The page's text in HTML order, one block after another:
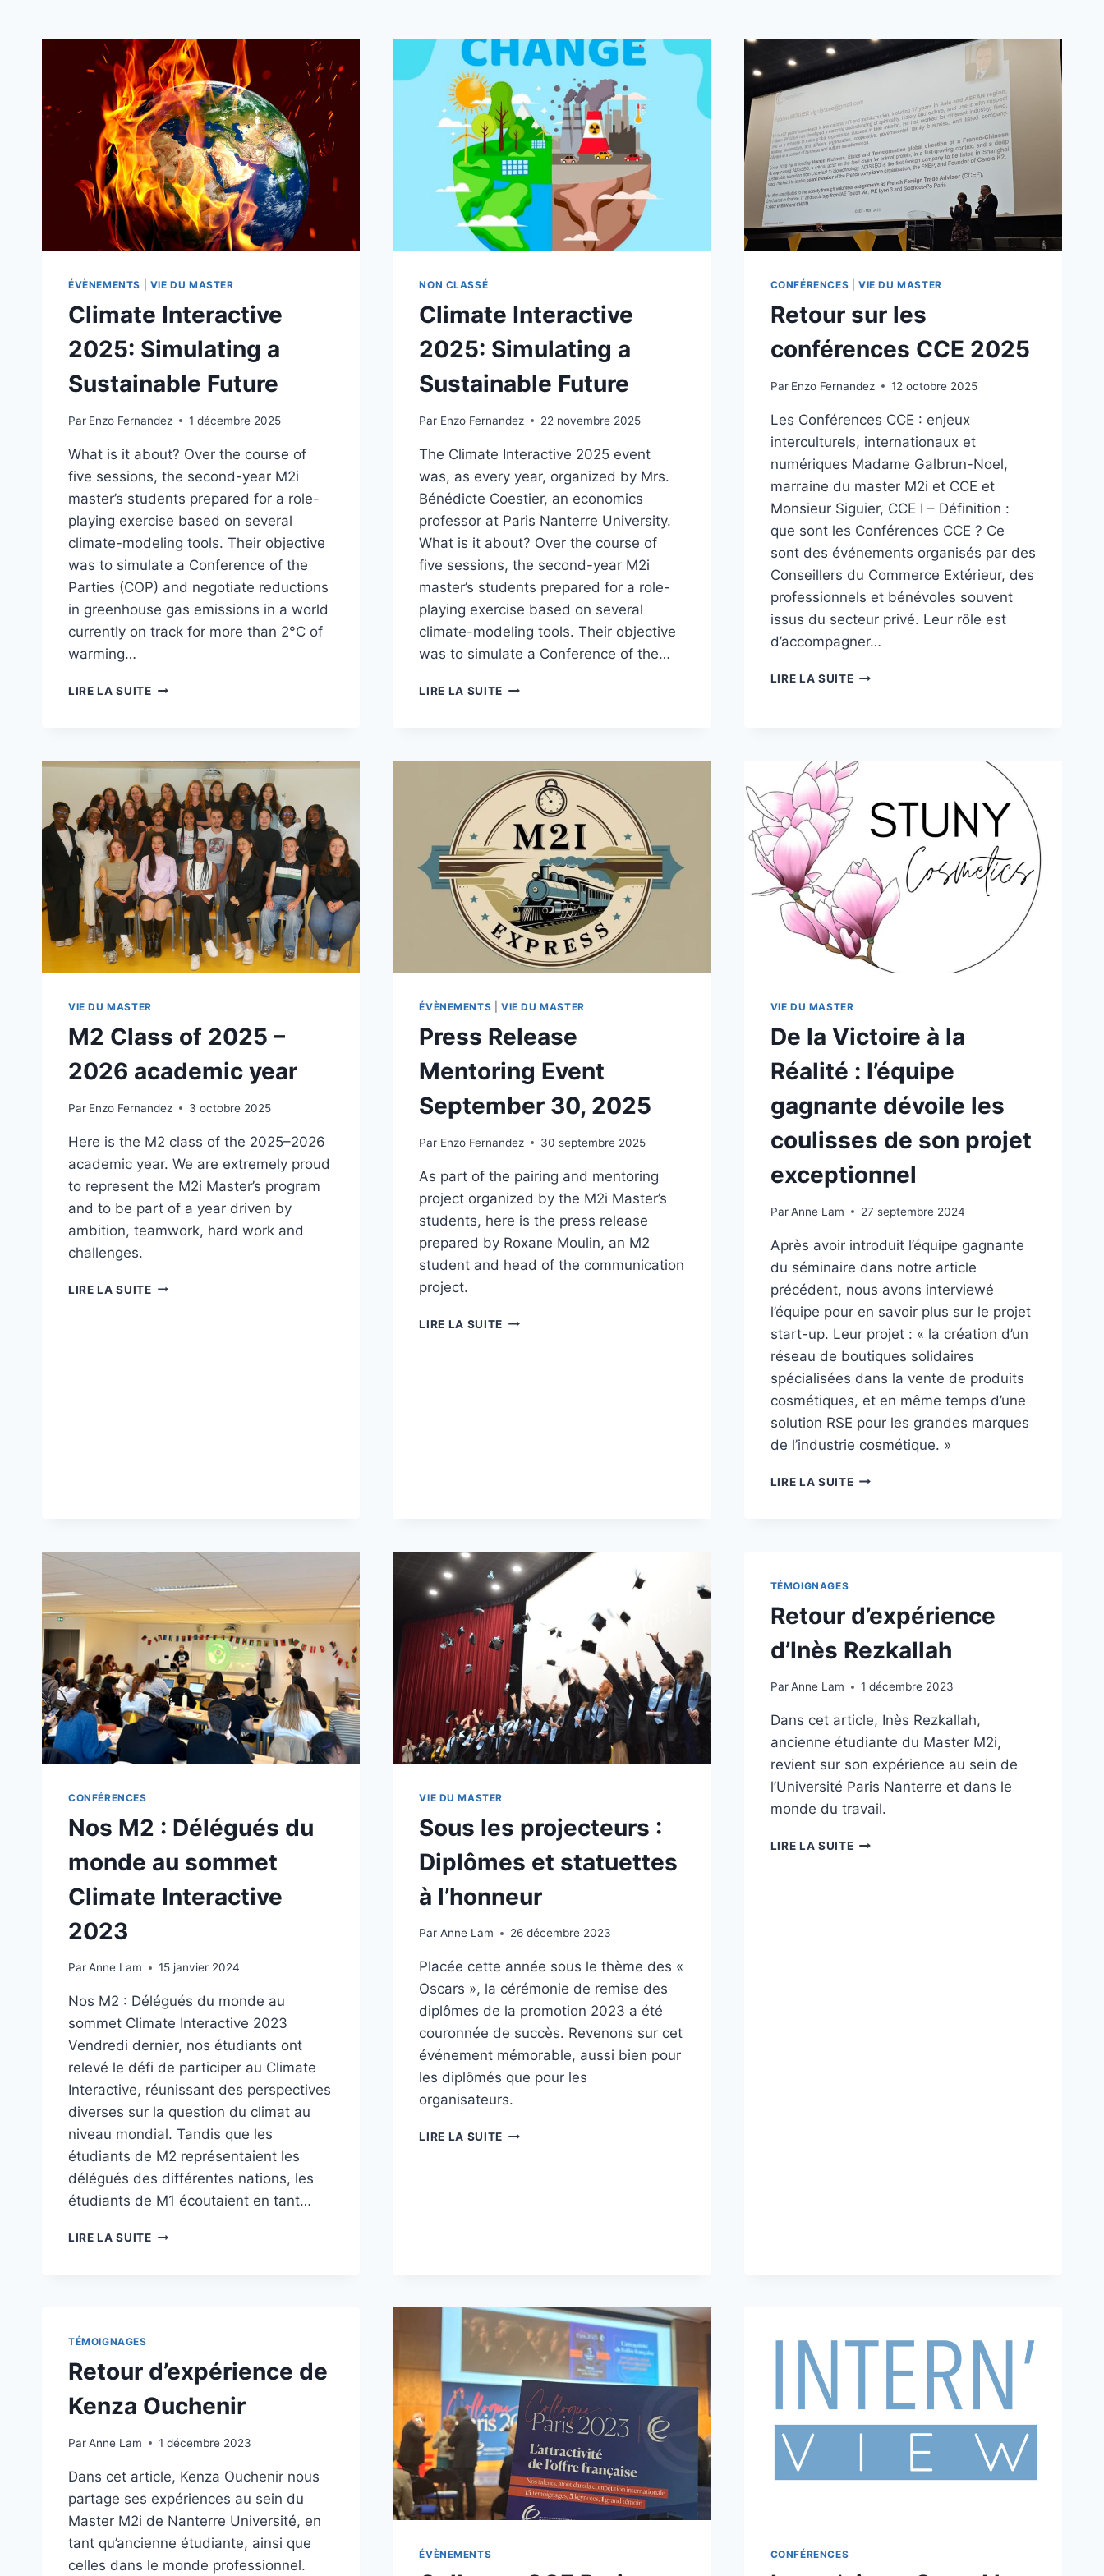
ÉVÈNEMENTS VIE DU MASTER
Climate Interactive
2025: Simulating a
Sustainable Future
Par Enzo Fernandez 1 décembre 2025
What is it about? Over the course of
five sessions, the second-year M2i
master’s students prepared for a role-
playing exercise based on several
climate-modeling tools. Their objective
was to simulate a Conference of the
Parties (COP) and negotiate reductions
in greenhouse gas emissions in a world
currently on track for more than 2°C of
warming…
LIRE LA SUITECLIMATE
SUSTAINABLE
FUTURE
NON CLASSÉ
Climate Interactive
2025: Simulating a
Sustainable Future
Par Enzo Fernandez 22 novembre 2025
The Climate Interactive 2025 event
was, as every year, organized by Mrs.
Bénédicte Coestier, an economics
professor at Paris Nanterre University.
What is it about? Over the course of
five sessions, the second-year M2i
master’s students prepared for a role-
playing exercise based on several
climate-modeling tools. Their objective
was to simulate a Conference of the…
LIRE LA SUITE CLIMATE
SUSTAINABLE
FUTURE
CONFÉRENCES VIE DU MASTER
Retour sur les
conférences CCE 2025
Par Enzo Fernandez 12 octobre 2025
Les Conférences CCE : enjeux
interculturels, internationaux et
numériques Madame Galbrun-Noel,
marraine du master M2i et CCE et
Monsieur Siguier, CCE I – Définition :
que sont les Conférences CCE ? Ce
sont des événements organisés par des
Conseillers du Commerce Extérieur, des
professionnels et bénévoles souvent
issus du secteur privé. Leur rôle est
d’accompagner…
LIRE LA SUITERETOUR
2025
VIE DU MASTER
M2 Class of 2025 –
2026 academic year
Par Enzo Fernandez 3 octobre 2025
Here is the M2 class of the 2025–2026
academic year. We are extremely proud
to represent the M2i Master’s program
and to be part of a year driven by
ambition, teamwork, hard work and
challenges.
LIRE LA SUITEM2
ÉVÈNEMENTS |VIE DU MASTER
Press Release
Mentoring Event
September 30, 2025
Par Enzo Fernandez 30 septembre 2025
As part of the pairing and mentoring
project organized by the M2i Master’s
students, here is the press release
prepared by Roxane Moulin, an M2
student and head of the communication
project.
LIRE LA SUITE PRESS
VIE DU MASTER
De la Victoire à la
Réalité : l’équipe
gagnante dévoile les
coulisses de son projet
exceptionnel​
Par Anne Lam 27 septembre 2024
Après avoir introduit l’équipe gagnante
du séminaire dans notre article
précédent, nous avons interviewé
l’équipe pour en savoir plus sur le projet
start-up. Leur projet : « la création d’un
réseau de boutiques solidaires
spécialisées dans la vente de produits
cosmétiques, et en même temps d’une
solution RSE pour les grandes marques
de l’industrie cosmétique. »
LIRE LA SUITEDE
GAGNANTE
DÉVOILE
LES
DE
PROJET
EXCEPTIONNEL​
CONFÉRENCES
Nos M2 : Délégués du
monde au sommet
Climate Interactive
2023
ParAnne Lam 15 janvier 2024
Nos M2 : Délégués du monde au
sommet Climate Interactive 2023
Vendredi dernier, nos étudiants ont
relevé le défi de participer au Climate
Interactive, réunissant des perspectives
diverses sur la question du climat au
niveau mondial. Tandis que les
étudiants de M2 représentaient les
délégués des différentes nations, les
étudiants de M1 écoutaient en tant…
LIRE LA SUITENOS
CLIMATE
INTERACTIVE
2023
VIE DU MASTER
Sous les projecteurs :
Diplômes et statuettes
à l’honneur
Par Anne Lam 26 décembre 2023
Placée cette année sous le thème des «
Oscars », la cérémonie de remise des
diplômes de la promotion 2023 a été
couronnée de succès. Revenons sur cet
événement mémorable, aussi bien pour
les diplômés que pour les
organisateurs.
LIRE LA SUITE SOUS
TÉMOIGNAGES
Retour d’expérience
d’Inès Rezkallah​
Par Anne Lam 1 décembre 2023
Dans cet article, Inès Rezkallah,
ancienne étudiante du Master M2i,
revient sur son expérience au sein de
l’Université Paris Nanterre et dans le
monde du travail.
LIRE LA SUITERETOUR
TÉMOIGNAGES
Retour d’expérience de
Kenza Ouchenir​
ParAnne Lam 1 décembre 2023
Dans cet article, Kenza Ouchenir nous
partage ses expériences au sein du
Master M2i de Nanterre Université, en
tant qu’ancienne étudiante, ainsi que
celles dans le monde professionnel.
ÉVÈNEMENTS CONFÉRENCES